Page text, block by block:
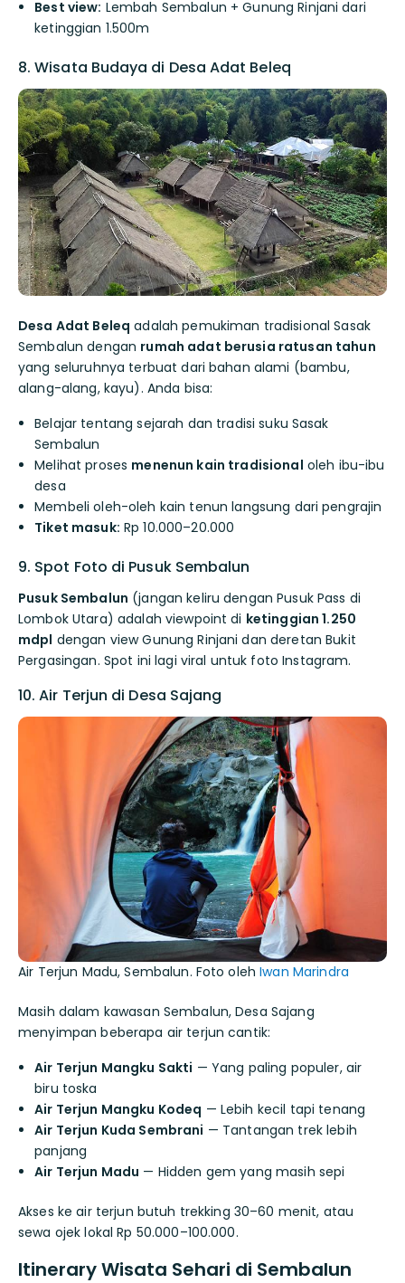
Best view: Lembah Sembalun + Gunung Rinjani dari
ketinggian 1.500m
8. Wisata Budaya di Desa Adat Beleq
Desa Adat Beleq adalah pemukiman tradisional Sasak
Sembalun dengan rumah adat berusia ratusan tahun
yang seluruhnya terbuat dari bahan alami (bambu,
alang-alang, kayu). Anda bisa:
Belajar tentang sejarah dan tradisi suku Sasak
Sembalun
Melihat proses menenun kain tradisional oleh ibu-ibu
desa
Membeli oleh-oleh kain tenun langsung dari pengrajin
Tiket masuk: Rp 10.000–20.000
9. Spot Foto di Pusuk Sembalun
Pusuk Sembalun (jangan keliru dengan Pusuk Pass di
Lombok Utara) adalah viewpoint di ketinggian 1.250
mdpl dengan view Gunung Rinjani dan deretan Bukit
Pergasingan. Spot ini lagi viral untuk foto Instagram.
10. Air Terjun di Desa Sajang
Air Terjun Madu, Sembalun. Foto olehIwan Marindra
Masih dalam kawasan Sembalun, Desa Sajang
menyimpan beberapa air terjun cantik:
Air Terjun Mangku Sakti — Yang paling populer, air
biru toska
Air Terjun Mangku Kodeq — Lebih kecil tapi tenang
Air Terjun Kuda Sembrani — Tantangan trek lebih
panjang
Air Terjun Madu — Hidden gem yang masih sepi
Akses ke air terjun butuh trekking 30–60 menit, atau
sewa ojek lokal Rp 50.000–100.000.
Itinerary Wisata Sehari di Sembalun